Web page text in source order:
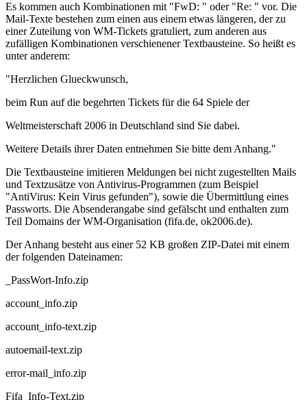
Es kommen auch Kombinationen mit "FwD: " oder "Re: " vor. Die
Mail-Texte bestehen zum einen aus einem etwas längeren, der zu
einer Zuteilung von WM-Tickets gratuliert, zum anderen aus
zufälligen Kombinationen verschienener Textbausteine. So heißt es
unter anderem:
"Herzlichen Glueckwunsch,
beim Run auf die begehrten Tickets für die 64 Spiele der
Weltmeisterschaft 2006 in Deutschland sind Sie dabei.
Weitere Details ihrer Daten entnehmen Sie bitte dem Anhang."
Die Textbausteine imitieren Meldungen bei nicht zugestellten Mails
und Textzusätze von Antivirus-Programmen (zum Beispiel
"AntiVirus: Kein Virus gefunden"), sowie die Übermittlung eines
Passworts. Die Absenderangabe sind gefälscht und enthalten zum
Teil Domains der WM-Organisation (fifa.de, ok2006.de).
Der Anhang besteht aus einer 52 KB großen ZIP-Datei mit einem
der folgenden Dateinamen:
_PassWort-Info.zip
account_info.zip
account_info-text.zip
autoemail-text.zip
error-mail_info.zip
Fifa_Info-Text.zip